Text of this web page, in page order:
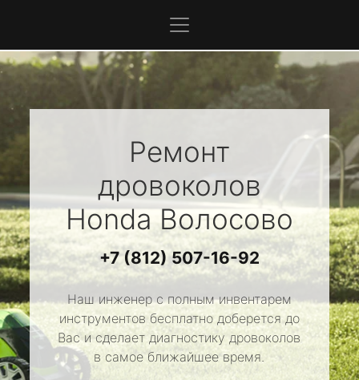
Ремонт
дровоколов
HondaВолосово
+7 (812) 507-16-92
Наш инженер с полным инвентарем
инструментов бесплатно доберется до
Вас и сделает диагностику дровоколов
в самое ближайшее время.